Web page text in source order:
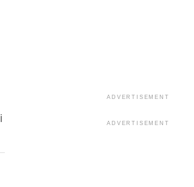
ADVERTISEMENT
ADVERTISEMENT